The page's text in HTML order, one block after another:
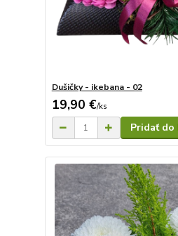
Dušičky - ikebana - 02
19,90 €/ks
Pridať do